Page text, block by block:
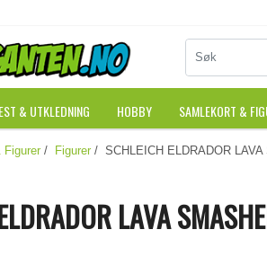
& UTKLEDNING HOBBY SAMLEKORT &
Figurer / Figurer / SCHLEICH ELDRADOR LAVA
LAVA